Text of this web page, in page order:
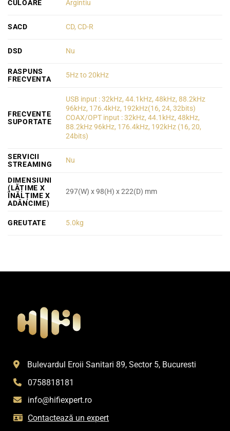
CULOARE Argintiu
SACD CD, CD-R
DSD Nu
RASPUNS
FRECVENTA
5Hz to 20kHz
FRECVENTE
SUPORTATE
USB input : 32kHz, 44.1kHz, 48kHz, 88.2kHz
96kHz, 176.4kHz, 192kHz(16, 24, 32bits)
COAX/OPT input : 32kHz, 44.1kHz, 48kHz,
88.2kHz 96kHz, 176.4kHz, 192kHz (16, 20,
24bits)
SERVICII
STREAMING
Nu
DIMENSIUNI
(LĂȚIME X
ÎNĂLȚIME X
ADÂNCIME)
297(W) x 98(H) x 222(D) mm
GREUTATE 5.0kg
Bulevardul Eroii Sanitari 89, Sector 5, Bucuresti
0758818181
info@hifiexpert.ro
Contactează un expert